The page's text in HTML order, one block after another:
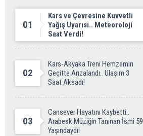
01
Kars ve Çevresine Kuvvetli
Yağış Uyarısı.. Meteoroloji
Saat Verdi!
02
Kars-Akyaka Treni Hemzemin
Geçitte Arızalandı.. Ulaşım 3
Saat Aksadı!
03
Cansever Hayatını Kaybetti..
Arabesk Müziğin Tanınan İsmi 59
Yaşındaydı!